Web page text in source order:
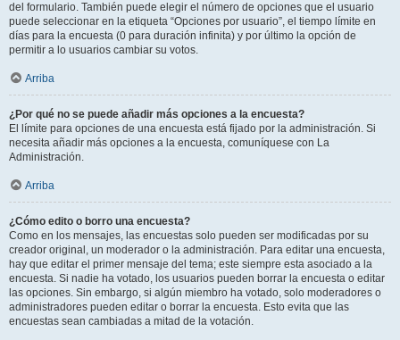
del formulario. También puede elegir el número de opciones que el usuario
puede seleccionar en la etiqueta “Opciones por usuario”, el tiempo límite en
días para la encuesta (0 para duración infinita) y por último la opción de
permitir a lo usuarios cambiar su votos.
Arriba
¿Por qué no se puede añadir más opciones a la encuesta?
El límite para opciones de una encuesta está fijado por la administración. Si
necesita añadir más opciones a la encuesta, comuníquese con La
Administración.
Arriba
¿Cómo edito o borro una encuesta?
Como en los mensajes, las encuestas solo pueden ser modificadas por su
creador original, un moderador o la administración. Para editar una encuesta,
hay que editar el primer mensaje del tema; este siempre esta asociado a la
encuesta. Si nadie ha votado, los usuarios pueden borrar la encuesta o editar
las opciones. Sin embargo, si algún miembro ha votado, solo moderadores o
administradores pueden editar o borrar la encuesta. Esto evita que las
encuestas sean cambiadas a mitad de la votación.